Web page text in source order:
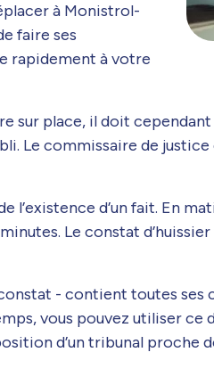
à Monistrol-
faire ses
rapidement à votre
sur place, il doit
Le commissaire de
l’existence d’un fait. En
Le constat
- contient toutes
vous pouvez utiliser
d’un tribunal proche